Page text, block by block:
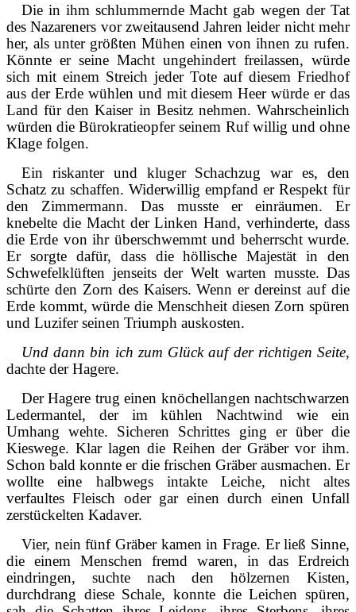
Die in ihm schlummernde Macht gab wegen der Tat
des Nazareners vor zweitausend Jahren leider nicht mehr
her, als unter größten Mühen einen von ihnen zu rufen.
Könnte er seine Macht ungehindert freilassen, würde
sich mit einem Streich jeder Tote auf diesem Friedhof
aus der Erde wühlen und mit diesem Heer würde er das
Land für den Kaiser in Besitz nehmen. Wahrscheinlich
würden die Bürokratieopfer seinem Ruf willig und ohne
Klage folgen.
Ein riskanter und kluger Schachzug war es, den
Schatz zu schaffen. Widerwillig empfand er Respekt für
den Zimmermann. Das musste er einräumen. Er
knebelte die Macht der Linken Hand, verhinderte, dass
die Erde von ihr überschwemmt und beherrscht wurde.
Er sorgte dafür, dass die höllische Majestät in den
Schwefelklüften jenseits der Welt warten musste. Das
schürte den Zorn des Kaisers. Wenn er dereinst auf die
Erde kommt, würde die Menschheit diesen Zorn spüren
und Luzifer seinen Triumph auskosten.
Und dann bin ich zum Glück auf der richtigen Seite,
dachte der Hagere.
Der Hagere trug einen knöchellangen nachtschwarzen
Ledermantel, der im kühlen Nachtwind wie ein
Umhang wehte. Sicheren Schrittes ging er über die
Kieswege. Klar lagen die Reihen der Gräber vor ihm.
Schon bald konnte er die frischen Gräber ausmachen. Er
wollte eine halbwegs intakte Leiche, nicht altes
verfaultes Fleisch oder gar einen durch einen Unfall
zerstückelten Kadaver.
Vier, nein fünf Gräber kamen in Frage. Er ließ Sinne,
die einem Menschen fremd waren, in das Erdreich
eindringen, suchte nach den hölzernen Kisten,
durchdrang diese Schale, konnte die Leichen spüren,